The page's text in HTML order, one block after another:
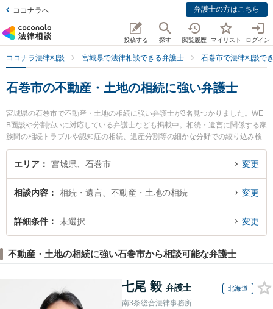
ココナラへ 弁護士の方はこちら
投稿する 探す 閲覧履歴 マイリスト ログイン
ココナラ法律相談 宮城県で法律相談できる弁護士 石巻市で法律相談で
石巻市の不動産・土地の相続に強い弁護士
宮城県の石巻市で不動産・土地の相続に強い弁護士が3名見つかりました。WE
B面談や分割払いに対応している弁護士なども掲載中。相続・遺言に関係する家
族間の相続トラブルや認知症の相続、遺産分割等の細かな分野での絞り込み検
索もでき便利です。特にいしのまき法律事務所の長沼 駿弁護士や石巻のぞみ野
法律事務所の住吉 毅洋弁護士、純-pure-法律事務所の伊藤 雅典弁護士のプロフ
『不動産・土地の相続のトラブル解決の実績豊富な近くの弁護士を検索した
い』『初回相談無料で不動産・土地の相続を法律相談できる石巻市内の弁護士
に相談予約したい』などでお困りの相談者さんにおすすめです。
エリア 宮城県、石巻市 変更
相談内容 相続・遺言、不動産・土地の相続 変更
詳細条件 未選択 変更
不動産・土地の相続に強い石巻市から相談可能な弁護士
七尾 毅 弁護士 北海道
南3条総合法律事務所